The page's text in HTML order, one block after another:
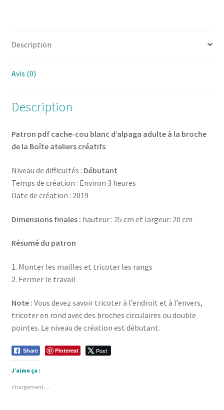
Description
Avis (0)
Description
Patron pdf cache-cou blanc d’alpaga adulte à la broche
de la Boîte ateliers créatifs
Niveau de difficultés : Débutant
Temps de création : Environ 3 heures
Date de création : 2019
Dimensions finales : hauteur : 25 cm et largeur: 20 cm
Résumé du patron
1. Monter les mailles et tricoter les rangs
2. Fermer le travail
Note : Vous devez savoir tricoter à l’endroit et à l’envers,
tricoter en rond avec des broches circulaires ou double
pointes. Le niveau de création est débutant.
Share Pinterest Post
J’aime ça :
chargement…